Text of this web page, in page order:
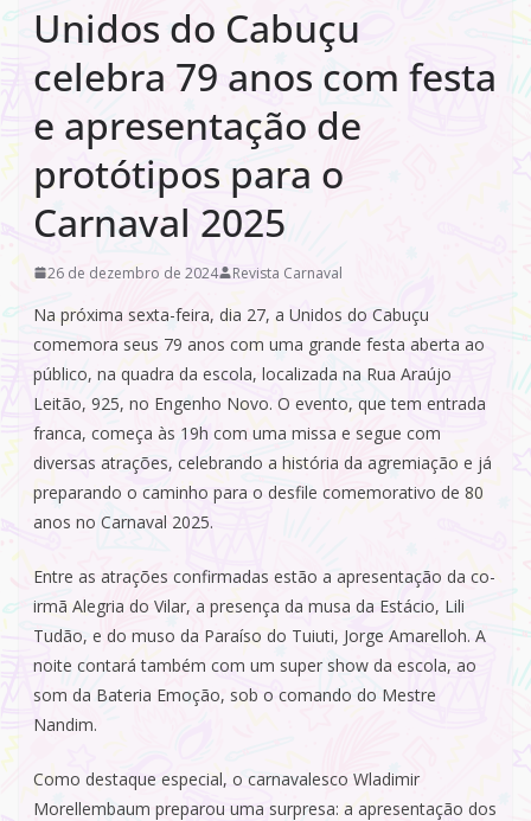
Unidos do Cabuçu
celebra 79 anos com festa
e apresentação de
protótipos para o
Carnaval 2025
26 de dezembro de 2024 Revista Carnaval
Na próxima sexta-feira, dia 27, a Unidos do Cabuçu
comemora seus 79 anos com uma grande festa aberta ao
público, na quadra da escola, localizada na Rua Araújo
Leitão, 925, no Engenho Novo. O evento, que tem entrada
franca, começa às 19h com uma missa e segue com
diversas atrações, celebrando a história da agremiação e já
preparando o caminho para o desfile comemorativo de 80
anos no Carnaval 2025.
Entre as atrações confirmadas estão a apresentação da co-
irmã Alegria do Vilar, a presença da musa da Estácio, Lili
Tudão, e do muso da Paraíso do Tuiuti, Jorge Amarelloh. A
noite contará também com um super show da escola, ao
som da Bateria Emoção, sob o comando do Mestre
Nandim.
Como destaque especial, o carnavalesco Wladimir
Morellembaum preparou uma surpresa: a apresentação dos